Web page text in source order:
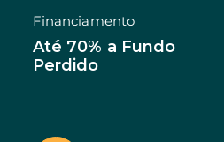
Financiamento
Até 70% a Fundo
Perdido